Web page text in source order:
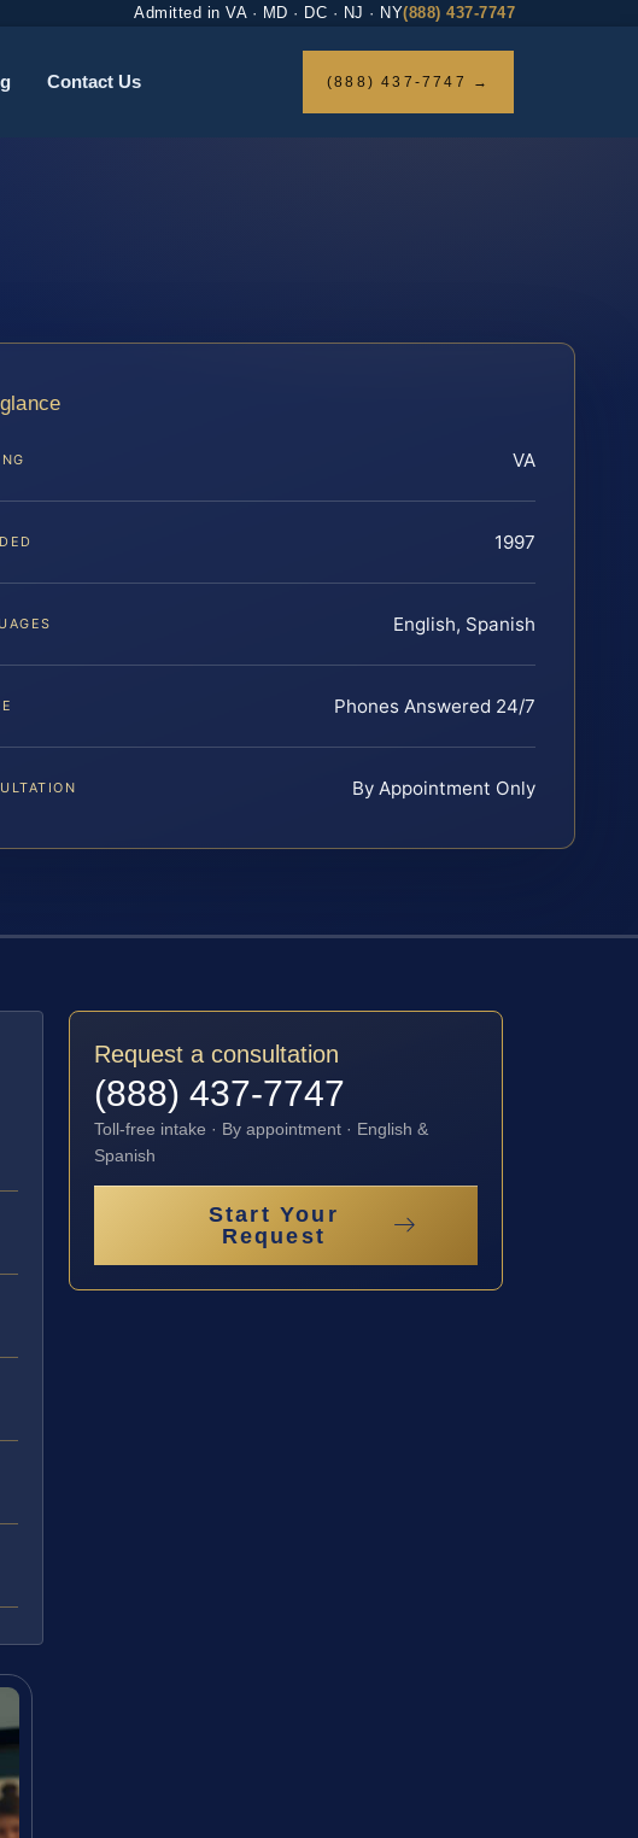
Admitted in VA · MD · DC · NJ · NY(888) 437-7747
Contact Us (888) 437-7747 →
VA
1997
English, Spanish
Phones Answered 24/7
By Appointment Only
Request a consultation
(888) 437-7747
Toll-free intake · By appointment · English &
Spanish
Start Your
Request